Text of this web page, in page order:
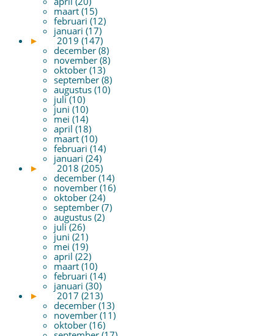
maart (15)
februari (12)
januari (17)
►
2019 (147)
december (8)
november (8)
oktober (13)
september (8)
augustus (10)
juli (10)
juni (10)
mei (14)
april (18)
maart (10)
februari (14)
januari (24)
►
2018 (205)
december (14)
november (16)
oktober (24)
september (7)
augustus (2)
juli (26)
juni (21)
mei (19)
april (22)
maart (10)
februari (14)
januari (30)
►
2017 (213)
december (13)
november (11)
oktober (16)